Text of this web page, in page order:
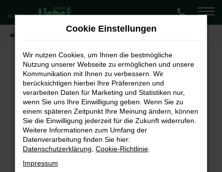
Zum
Hauptinhalt
springen
Lagerwagen-Angebote
Fehler: Network Error
Beim Laden ist ein Fehler aufgetreten.
Hier sind ein paar Tipps, die dir helfen können:
Überprüfe deine Firewall und deine
Internetverbindung.
Laden andere Webseiten, zum Beispiel deine
Suchmaschine?
Cookie Einstellungen
Wir nutzen Cookies, um Ihnen die bestmögliche
Nutzung unserer Webseite zu ermöglichen und unsere
Kommunikation mit Ihnen zu verbessern. Wir
berücksichtigen hierbei Ihre Präferenzen und
verarbeiten Daten für Marketing und Statistiken nur,
wenn Sie uns Ihre Einwilligung geben. Wenn Sie zu
einem späteren Zeitpunkt Ihre Meinung ändern, können
Sie die Einwilligung jederzeit für die Zukunft widerrufen.
Weitere Informationen zum Umfang der
Datenverarbeitung finden Sie hier:
Datenschutzerklärung Cookie-Richtlinie
Impressum